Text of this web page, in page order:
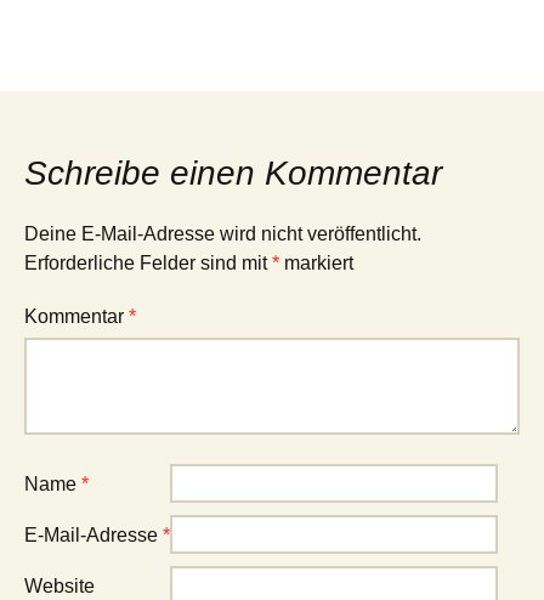
Schreibe einen Kommentar
Deine E-Mail-Adresse wird nicht veröffentlicht.
Erforderliche Felder sind mit* markiert
Kommentar *
Name *
E-Mail-Adresse *
Website